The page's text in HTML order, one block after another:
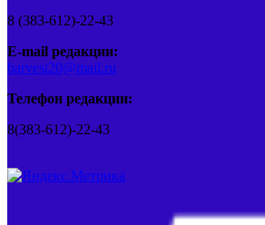
8 (383-612)-22-43
E-mail редакции:
barvest20@mail.ru
Телефон редакции:
8(383-612)-22-43